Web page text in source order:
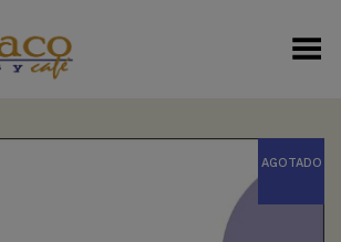
Menú Alterno
AGOTADO